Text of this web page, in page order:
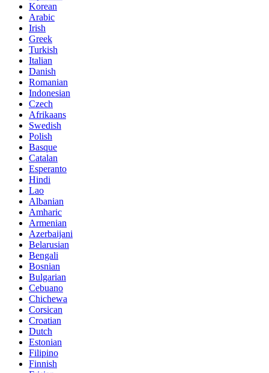
Korean
Arabic
Irish
Greek
Turkish
Italian
Danish
Romanian
Indonesian
Czech
Afrikaans
Swedish
Polish
Basque
Catalan
Esperanto
Hindi
Lao
Albanian
Amharic
Armenian
Azerbaijani
Belarusian
Bengali
Bosnian
Bulgarian
Cebuano
Chichewa
Corsican
Croatian
Dutch
Estonian
Filipino
Finnish